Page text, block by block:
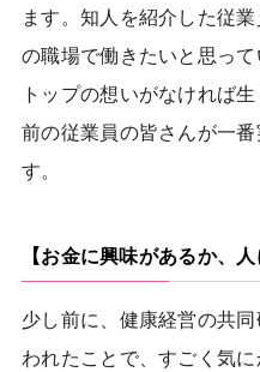
ます。知人を紹介した従
の職場で働きたいと思っ
トップの想いがなければ
前の従業員の皆さんが一
す。
【お金に興味があるか、
少し前に、健康経営の共
われたことで、すごく気